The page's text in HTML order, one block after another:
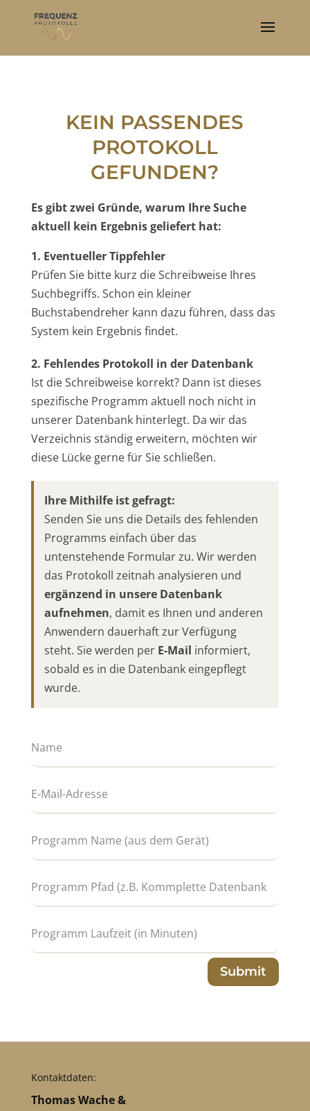
KEIN PASSENDES
PROTOKOLL
GEFUNDEN?
Es gibt zwei Gründe, warum Ihre Suche
aktuell kein Ergebnis geliefert hat:
1. Eventueller Tippfehler
Prüfen Sie bitte kurz die Schreibweise Ihres
Suchbegriffs. Schon ein kleiner
Buchstabendreher kann dazu führen, dass das
System kein Ergebnis findet.
2. Fehlendes Protokoll in der Datenbank
Ist die Schreibweise korrekt? Dann ist dieses
spezifische Programm aktuell noch nicht in
unserer Datenbank hinterlegt. Da wir das
Verzeichnis ständig erweitern, möchten wir
diese Lücke gerne für Sie schließen.
Ihre Mithilfe ist gefragt:
Senden Sie uns die Details des fehlenden
Programms einfach über das
untenstehende Formular zu. Wir werden
das Protokoll zeitnah analysieren und
ergänzend in unsere Datenbank
aufnehmen, damit es Ihnen und anderen
Anwendern dauerhaft zur Verfügung
steht. Sie werden per E-Mail informiert,
sobald es in die Datenbank eingepflegt
wurde.
Submit
Kontaktdaten:
Thomas Wache &